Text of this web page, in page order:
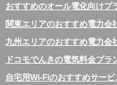
おすすめのオール電化向けプ
関東エリアのおすすめ電力会
九州エリアのおすすめ電力会
ドコモでんきの電気料金プラ
自宅用Wi-Fiのおすすめサービ